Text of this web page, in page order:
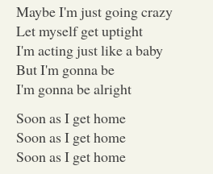
Maybe I'm just going crazy
Let myself get uptight
I'm acting just like a baby
But I'm gonna be
I'm gonna be alright
Soon as I get home
Soon as I get home
Soon as I get home